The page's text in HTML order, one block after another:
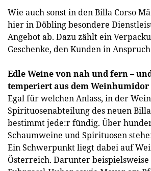
Wie auch sonst in den Billa Corso
hier in Döbling besondere
Angebot ab. Dazu zählt ein
Geschenke, den Kunden in
Edle Weine von nah und fern –
temperiert aus dem Weinhumidor
Egal für welchen Anlass, in der
Spirituosenabteilung des neuen
bestimmt jede:r fündig. Über
Schaumweine und Spirituosen
Ein Schwerpunkt liegt dabei auf
Österreich. Darunter beispielsweise